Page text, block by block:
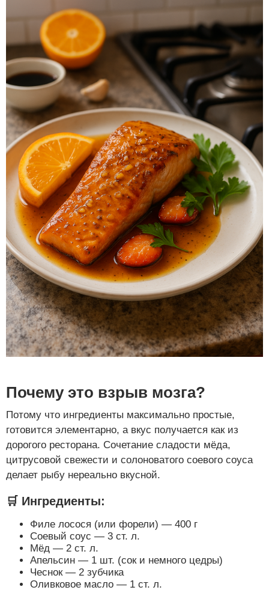
Почему это взрыв мозга?
Потому что ингредиенты максимально простые,
готовится элементарно, а вкус получается как из
дорогого ресторана. Сочетание сладости мёда,
цитрусовой свежести и солоноватого соевого соуса
делает рыбу нереально вкусной.
🛒 Ингредиенты:
Филе лосося (или форели) — 400 г
Соевый соус — 3 ст. л.
Мёд — 2 ст. л.
Апельсин — 1 шт. (сок и немного цедры)
Чеснок — 2 зубчика
Оливковое масло — 1 ст. л.